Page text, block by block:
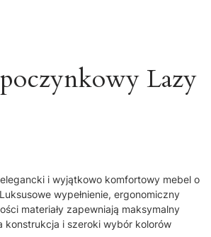
Lazy
i wyjątkowo komfortowy mebel o
wypełnienie, ergonomiczny
materiały zapewniają maksymalny
konstrukcja i szeroki wybór kolorów